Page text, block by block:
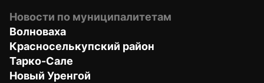
Новости по муниципалитетам
Волноваха
Красноселькупский район
Тарко-Сале
Новый Уренгой